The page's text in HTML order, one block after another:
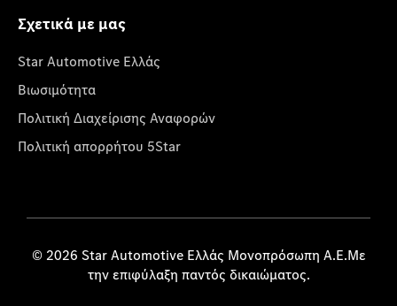
Σχετικά με μας
Star Automotive Ελλάς
Βιωσιμότητα
Πολιτική Διαχείρισης Αναφορών
Πολιτική απορρήτου 5Star
© 2026 Star Automotive Ελλάς Μονοπρόσωπη Α.Ε.Με
την επιφύλαξη παντός δικαιώματος.